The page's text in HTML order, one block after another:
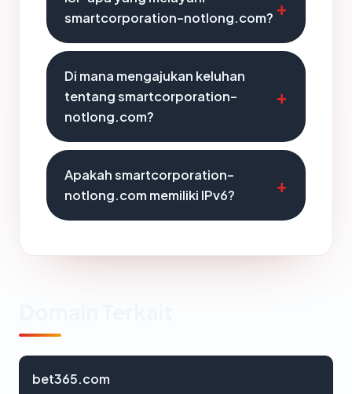
smartcorporation-notlong.com?
Di mana mengajukan keluhan
tentang smartcorporation-
notlong.com?
Apakah smartcorporation-
notlong.com memiliki IPv6?
bet365.com